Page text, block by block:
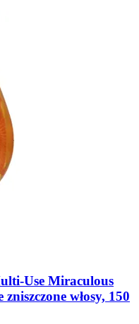
​Use Miraculous
włosy, 150